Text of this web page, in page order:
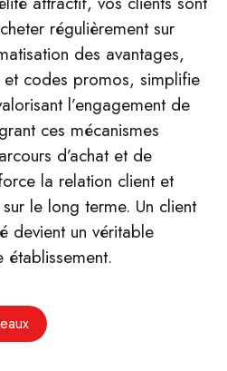
régulièrement sur
des avantages,
codes promos, simplifie
l’engagement de
ces mécanismes
d’achat et de
la relation client et
le long terme. Un client
devient un véritable